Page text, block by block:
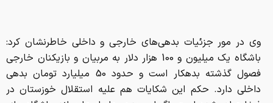
وی در مور جزئیات بدهی‌های خارجی و داخلی خاطرنشان کرد:
باشگاه یک میلیون و 100 هزار دلار به مربیان و بازیکنان خارجی
فصول گذشته بدهکار است و حدود 50 میلیارد تومان بدهی
داخلی دارد. حکم این شکایات هم علیه استقلال خوزستان در